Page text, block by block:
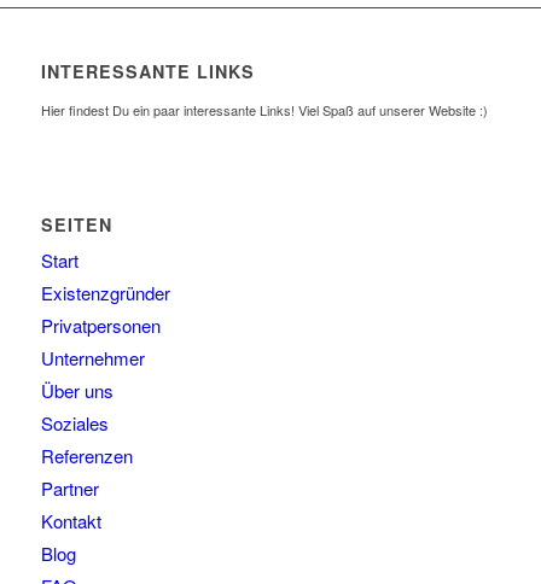
INTERESSANTE LINKS
Hier findest Du ein paar interessante Links! Viel Spaß auf unserer Website :)
SEITEN
Start
Existenzgründer
Privatpersonen
Unternehmer
Über uns
Soziales
Referenzen
Partner
Kontakt
Blog